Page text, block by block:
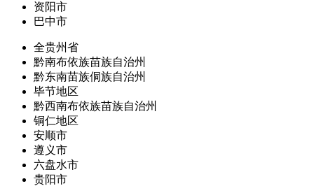
资阳市
巴中市
全贵州省
黔南布依族苗族自治州
黔东南苗族侗族自治州
毕节地区
黔西南布依族苗族自治州
铜仁地区
安顺市
遵义市
六盘水市
贵阳市